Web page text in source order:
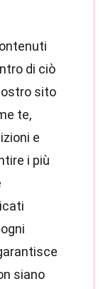
di ciò
sito
te,
e
i più
siano